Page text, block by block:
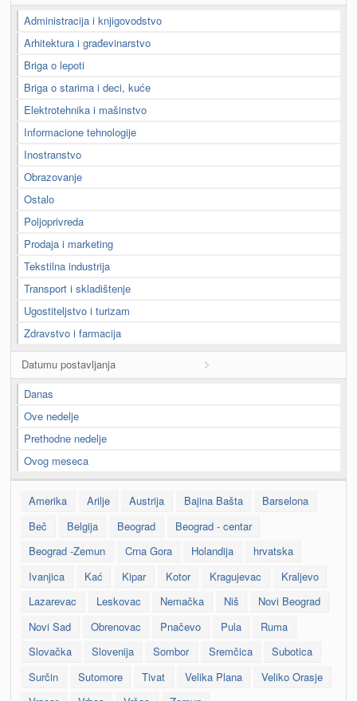
Administracija i knjigovodstvo
Arhitektura i građevinarstvo
Briga o lepoti
Briga o starima i deci, kuće
Elektrotehnika i mašinstvo
Informacione tehnologije
Inostranstvo
Obrazovanje
Ostalo
Poljoprivreda
Prodaja i marketing
Tekstilna industrija
Transport i skladištenje
Ugostiteljstvo i turizam
Zdravstvo i farmacija
Datumu postavljanja
Danas
Ove nedelje
Prethodne nedelje
Ovog meseca
Amerika Arilje Austrija Bajina Bašta
Barselona
Beč
Belgija Beograd
Beograd - centar
Beograd -Zemun
Crna Gora Holandija
hrvatska
Ivanjica
Kać Kipar Kotor Kragujevac
Kraljevo
Lazarevac
Leskovac Nemačka Niš
Novi Beograd
Novi Sad
Obrenovac Pnačevo Pula
Ruma
Slovačka
Slovenija Sombor Sremčica
Subotica
Surčin
Sutomore Tivat Velika Plana
Veliko Orasje